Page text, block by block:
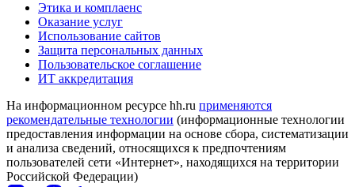
Этика и комплаенс
Оказание услуг
Использование сайтов
Защита персональных данных
Пользовательское соглашение
ИТ аккредитация
На информационном ресурсе hh.ru применяются
рекомендательные технологии (информационные технологии
предоставления информации на основе сбора, систематизации
и анализа сведений, относящихся к предпочтениям
пользователей сети «Интернет», находящихся на территории
Российской Федерации)